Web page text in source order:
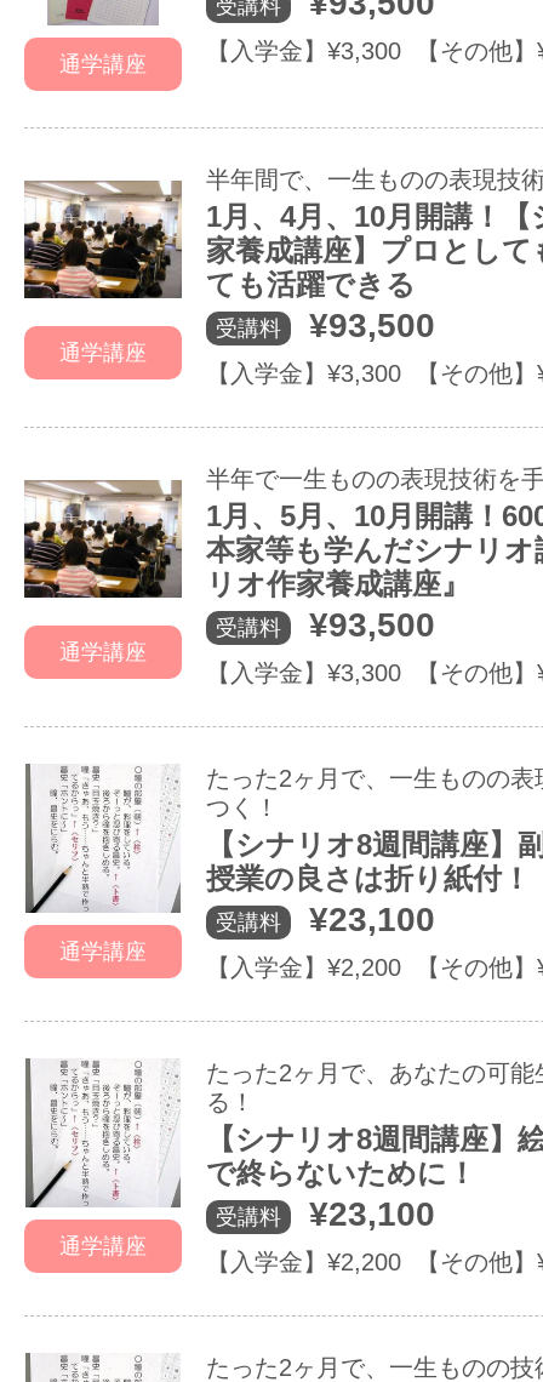
通学講座
受講料
【入学金】¥3,300 【その他】
通学講座
半年間で、一生ものの表現技
1月、4月、10月開講！
家養成講座】プロとして
ても活躍できる
受講料 ¥93,500
【入学金】¥3,300 【その他】
通学講座
半年で一生ものの表現技術を
1月、5月、10月開講！
本家等も学んだシナリオ
リオ作家養成講座』
受講料 ¥93,500
【入学金】¥3,300 【その他】
通学講座
たった2ヶ月で、一生ものの表
つく！
【シナリオ8週間講座】
授業の良さは折り紙付！
受講料 ¥23,100
【入学金】¥2,200 【その他】
通学講座
たった2ヶ月で、あなたの可能
る！
【シナリオ8週間講座】
で終らないために！
受講料 ¥23,100
【入学金】¥2,200 【その他】
たった2ヶ月で、一生ものの技